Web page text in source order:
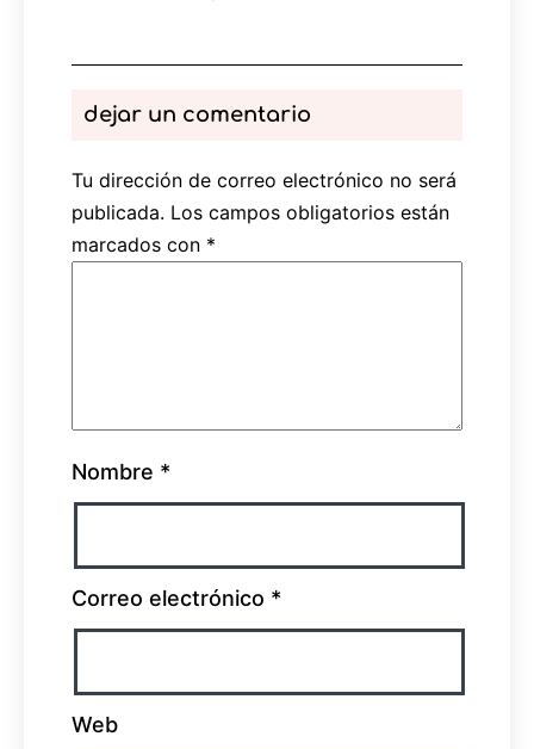
dejar un comentario
Tu dirección de correo electrónico no será
publicada. Los campos obligatorios están
marcados con *
Nombre *
Correo electrónico *
Web